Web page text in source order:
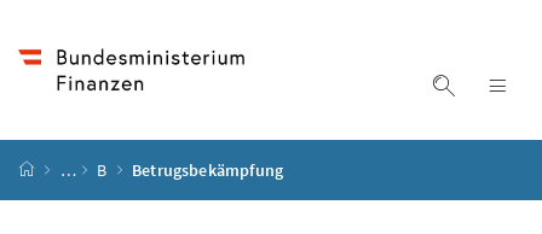
Suche
Startseite
… B Betrugsbekämpfung